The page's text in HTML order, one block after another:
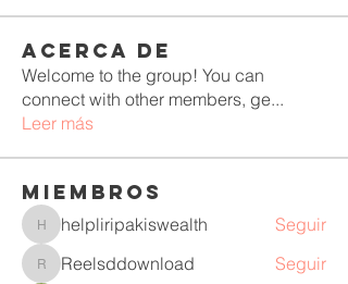
Acerca de
Welcome to the group! You can
connect with other members, ge...
Leer más
Miembros
helpliripakiswealth
helpliripakiswealth Seguir
Reelsddownload
Reelsddownload Seguir